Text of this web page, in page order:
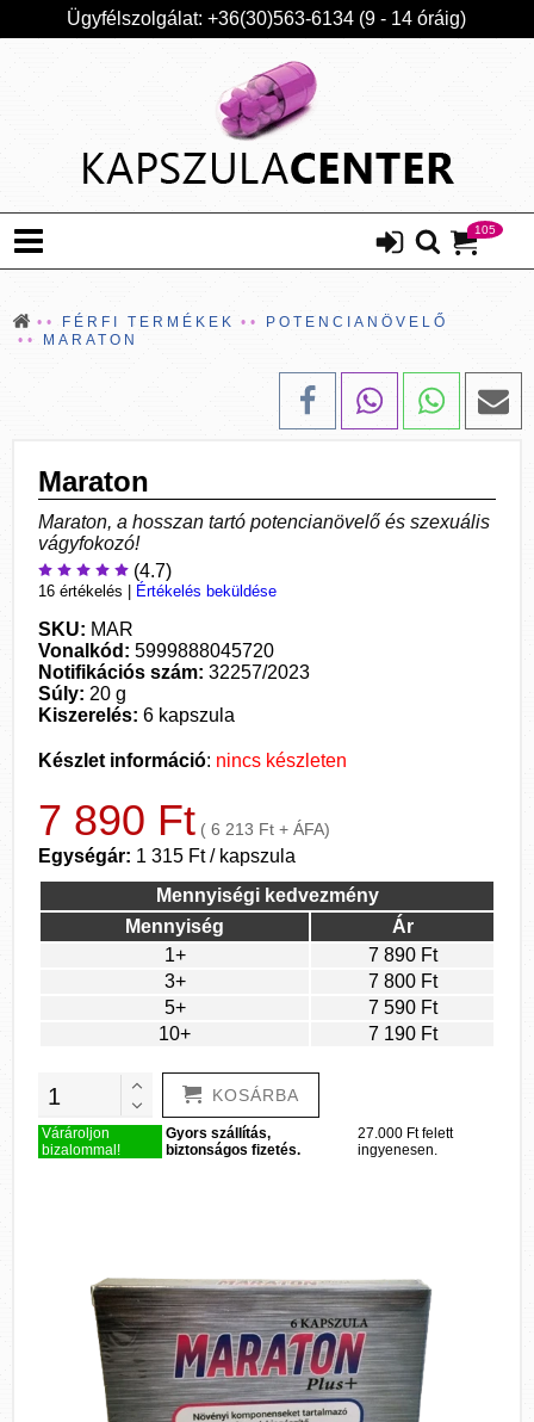
Ügyfélszolgálat: +36(30)563-6134 (9 - 14 óráig)
105
FÉRFI TERMÉKEK
POTENCIANÖVELŐ
MARATON
Maraton
Maraton, a hosszan tartó potencianövelő és szexuális
vágyfokozó!
(4.7)
16 értékelés Értékelés beküldése
SKU: MAR
Vonalkód: 5999888045720
Notifikációs szám: 32257/2023
Súly: 20 g
Kiszerelés: 6 kapszula
Készlet információ: nincs készleten
7 890 Ft ( 6 213 Ft + ÁFA)
Egységár: 1 315 Ft / kapszula
Mennyiségi kedvezmény
Mennyiség
Ár
1+
7 890 Ft
3+
7 800 Ft
5+
7 590 Ft
10+
7 190 Ft
KOSÁRBA
Várároljon
bizalommal!
Gyors szállítás,
biztonságos fizetés.
27.000 Ft felett
ingyenesen.